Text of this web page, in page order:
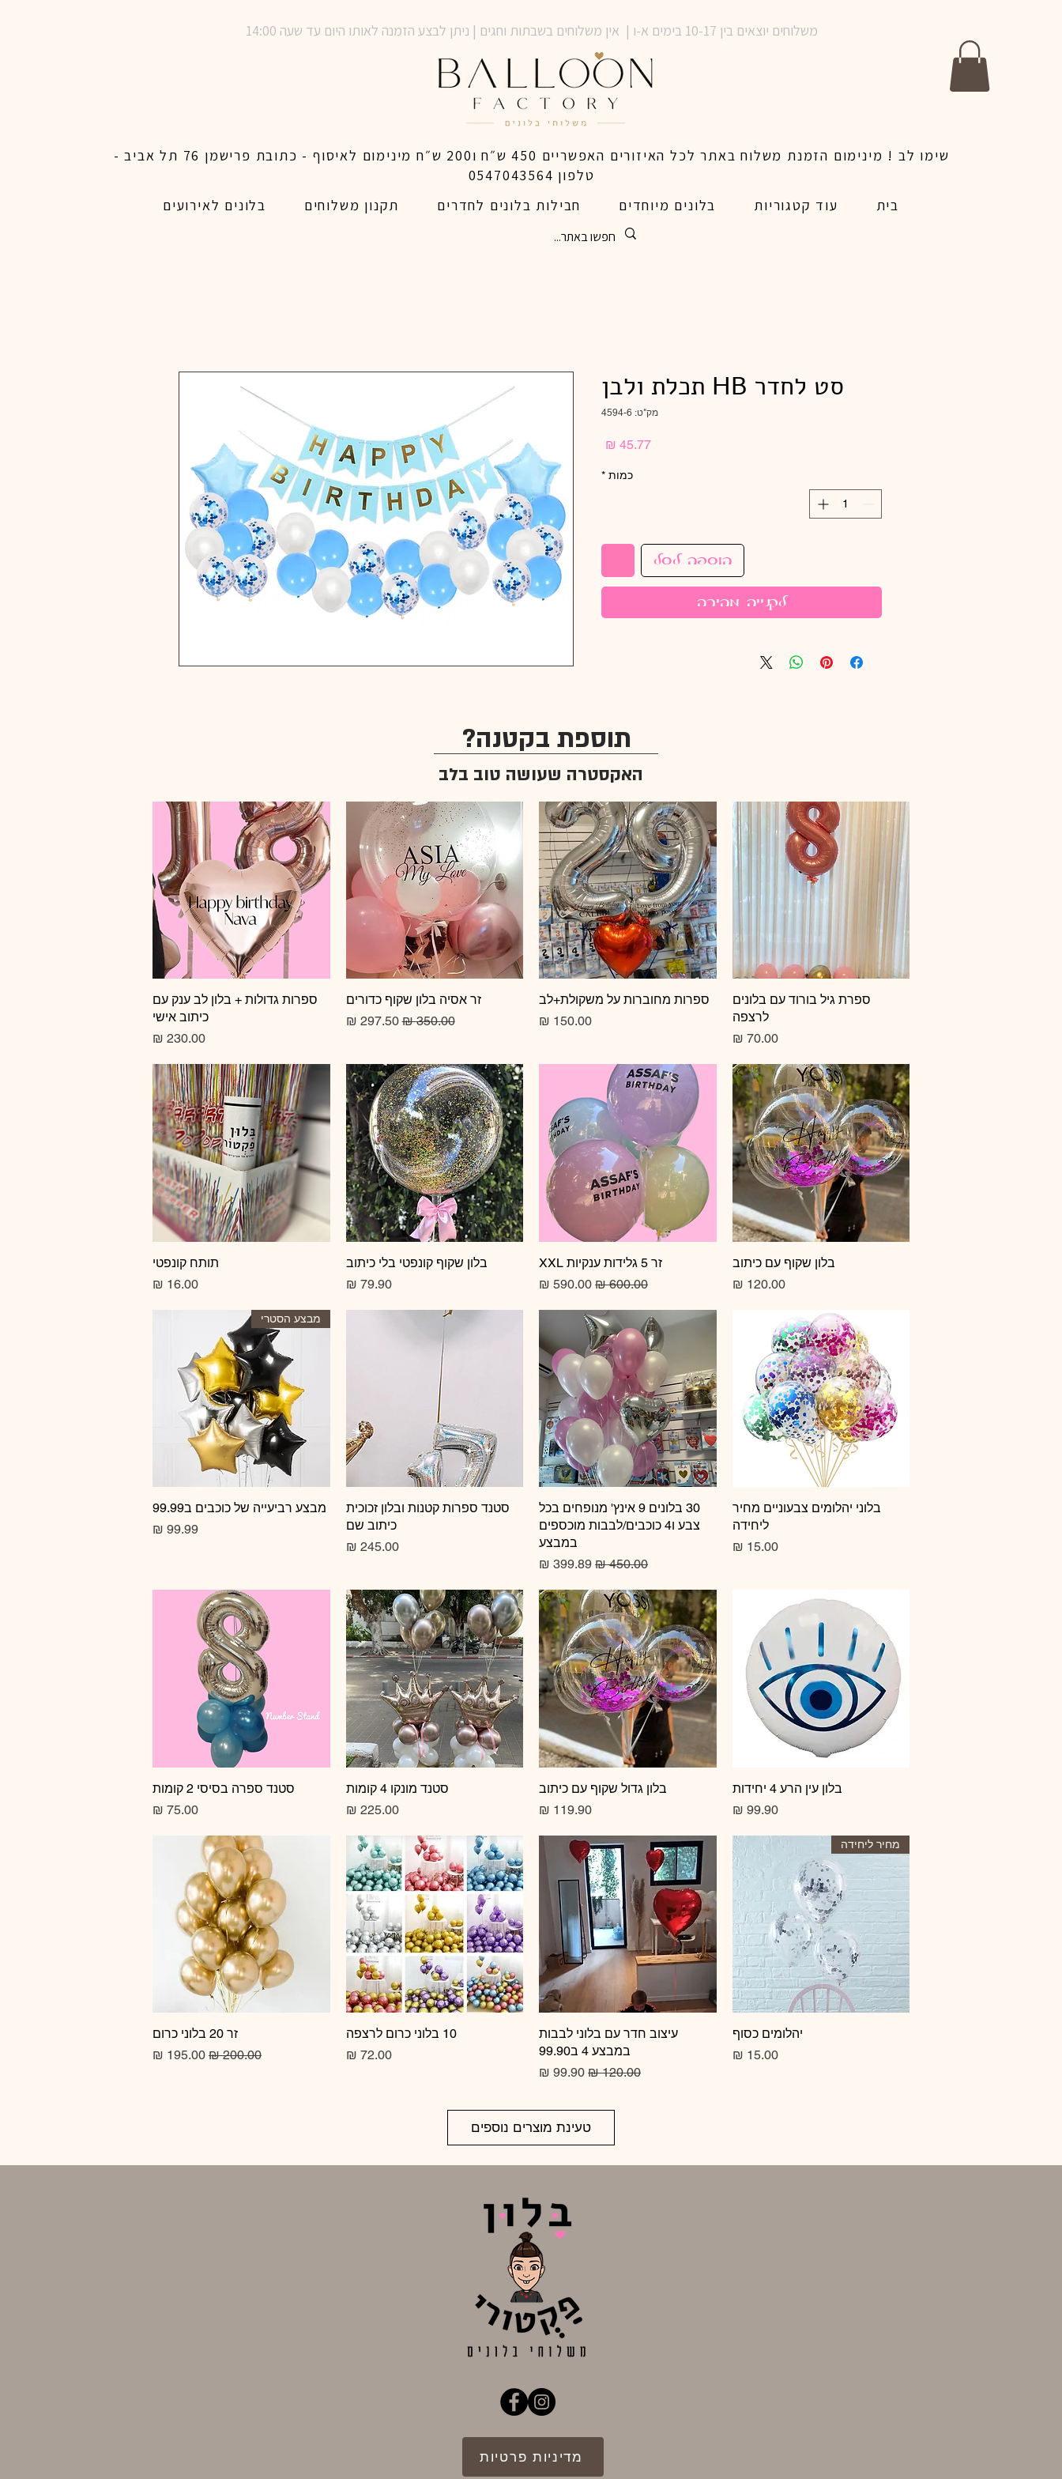
משלוחים יוצאים בין 10-17 בימים א-ו | אין משלוחים בשבתות וחגים | ניתן לבצע הזמנה לאותו היום עד שעה 14:00
שימו לב ! מינימום הזמנת משלוח באתר לכל האיזורים האפשריים 450 ש״ח ו200 ש״ח מינימום לאיסוף - כתובת פרישמן 76 תל אביב -
טלפון 0547043564
בית
עוד קטגוריות בלונים מיוחדים חבילות בלונים לחדרים תקנון משלוחים בלונים לאירועים
סט לחדר HB תכלת ולבן
מק"ט: 4594-6
כמות *
הוספה לסל
לקנייה מהירה
תוספת בקטנה?
האקסטרה שעושה טוב בלב
תצוגה מהירה
ספרת גיל בורוד עם בלונים
לרצפה
מחיר‏70.00 ‏₪
תצוגה מהירה
ספרות מחוברות על משקולת+לב
מחיר
תצוגה מהירה
זר אסיה בלון שקוף כדורים
מחיר רגיל‏350.00 ‏₪ מחיר מבצע‏297.50 ‏₪
תצוגה מהירה
ספרות גדולות + בלון לב ענק עם
כיתוב אישי
מחיר
תצוגה מהירה
בלון שקוף עם כיתוב
מחיר‏120.00 ‏₪
תצוגה מהירה
זר 5 גלידות ענקיות XXL
מחיר רגיל מחיר מבצע
תצוגה מהירה
בלון שקוף קונפטי בלי כיתוב
מחיר‏79.90 ‏₪
תצוגה מהירהתותח קונפטי
מחיר
תצוגה מהירה
בלוני יהלומים צבעוניים מחיר
ליחידה
מחיר‏15.00 ‏₪
תצוגה מהירה
30 בלונים 9 אינץ' מנופחים בכל
צבע ו4 כוכבים/לבבות מוכספים
במבצע
מחיר רגיל מחיר מבצע
תצוגה מהירה
סטנד ספרות קטנות ובלון זכוכית
כיתוב שם
מחיר‏245.00 ‏₪
תצוגה מהירה
מבצע הסטרי
מבצע רביעייה של כוכבים ב99.99
מחיר
תצוגה מהירה
בלון עין הרע 4 יחידות
מחיר‏99.90 ‏₪
תצוגה מהירה
בלון גדול שקוף עם כיתוב
מחיר
תצוגה מהירה
סטנד מונקו 4 קומות
מחיר‏225.00 ‏₪
תצוגה מהירה
סטנד ספרה בסיסי 2 קומות
מחיר
תצוגה מהירה
מחיר ליחידה
יהלומים כסוף
מחיר‏15.00 ‏₪
תצוגה מהירה
עיצוב חדר עם בלוני לבבות
במבצע 4 ב99.90
מחיר רגיל מחיר מבצע
תצוגה מהירה
10 בלוני כרום לרצפה
מחיר‏72.00 ‏₪
תצוגה מהירה
זר 20 בלוני כרום
מחיר רגיל מחיר מבצע
טעינת מוצרים נוספים
מדיניות פרטיות